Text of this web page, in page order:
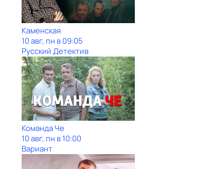
Каменская
10 авг, пн в 09:05
Русский Детектив
Команда Че
10 авг, пн в 10:00
Вариант